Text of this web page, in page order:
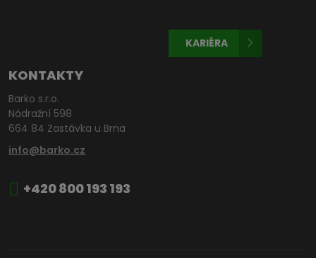
KARIÉRA
KONTAKTY
Barko s.r.o.
Nádražní 598
664 84 Zastávka u Brna
info@barko.cz
+420 800 193 193